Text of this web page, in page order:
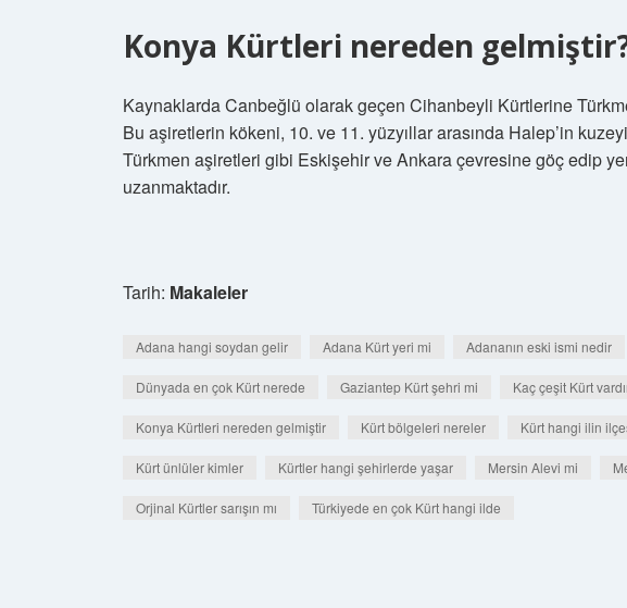
Konya Kürtleri nereden
Kaynaklarda Canbeğlü olarak geçen Cihanbeyli Kürtlerine
Bu aşiretlerin kökeni, 10. ve 11. yüzyıllar arasında Halep’in
Türkmen aşiretleri gibi Eskişehir ve Ankara çevresine göç edip
uzanmaktadır.
Tarih: Makaleler
Adana hangi soydan gelir Adana Kürt yeri mi Adananın eski ismi nedir
Dünyada en çok Kürt nerede Gaziantep Kürt şehri mi Kaç çeşit Kürt
Konya Kürtleri nereden gelmiştir Kürt bölgeleri nereler Kürt hangi ilin
Kürt ünlüler kimler Kürtler hangi şehirlerde yaşar Mersin Alevi mi
Orjinal Kürtler sarışın mı Türkiyede en çok Kürt hangi ilde